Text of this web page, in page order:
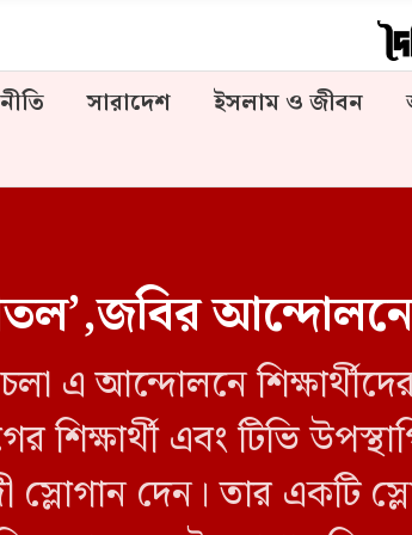
সারাদেশ ইসলাম ও জীবন
আন্দোলনে
এ আন্দোলনে
শিক্ষার্থী এবং টিভি
স্লোগান দেন। তার